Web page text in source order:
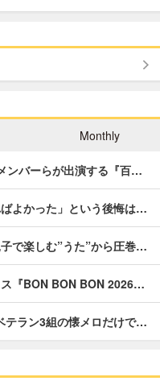
Monthly
ンバーらが出演する『百…
よかった」という後悔は…
で楽しむ”うた”から圧巻…
『BON BON BON 2026…
テラン3組の懐メロだけで…